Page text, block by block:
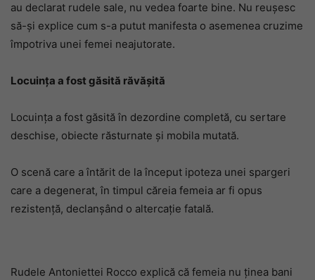
au declarat rudele sale, nu vedea foarte bine. Nu reușesc
să-și explice cum s-a putut manifesta o asemenea cruzime
împotriva unei femei neajutorate.
Locuința a fost găsită răvășită
Locuinţa a fost găsită în dezordine completă, cu sertare
deschise, obiecte răsturnate şi mobila mutată.
O scenă care a întărit de la început ipoteza unei spargeri
care a degenerat, în timpul căreia femeia ar fi opus
rezistenţă, declanşând o altercaţie fatală.
Rudele Antoniettei Rocco explică că femeia nu ţinea bani